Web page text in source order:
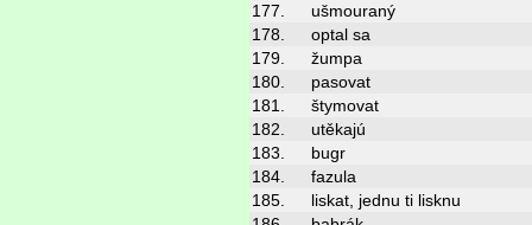
177.
ušmouraný
178.
optal sa
179.
žumpa
180.
pasovat
181.
štymovat
182.
utěkajú
183.
bugr
184.
fazula
185.
liskat, jednu ti lisknu